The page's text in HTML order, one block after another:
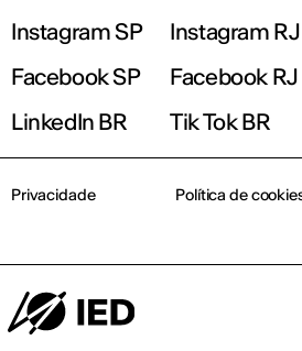
Instagram SP
Instagram RJ
Facebook SP
Facebook RJ
LinkedIn BR
Tik Tok BR
Privacidade Política de